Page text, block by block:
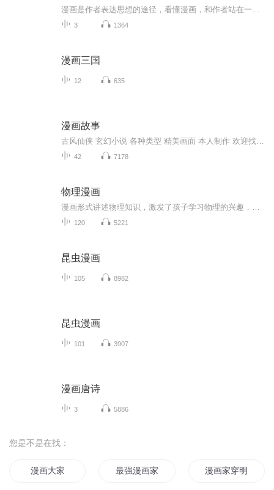
3 1364
漫画三国
12 635
漫画故事
42 7178
物理漫画
120 5221
昆虫漫画
105 8982
昆虫漫画
101 3907
漫画唐诗
3 5886
您是不是在找：
漫画大家 最强漫画家 漫画家穿明战记